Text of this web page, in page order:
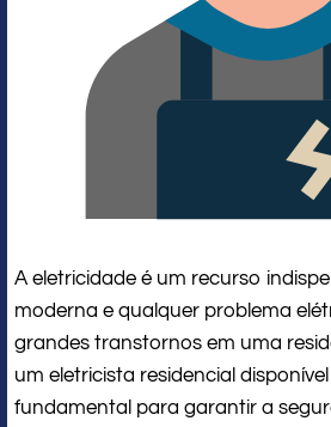
A eletricidade é um recurso
moderna e qualquer problema
grandes transtornos em uma
um eletricista residencial
fundamental para garantir a